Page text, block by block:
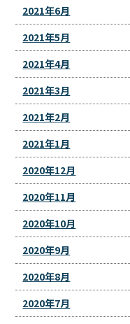
2021年6月
2021年5月
2021年4月
2021年3月
2021年2月
2021年1月
2020年12月
2020年11月
2020年10月
2020年9月
2020年8月
2020年7月